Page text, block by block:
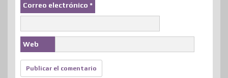
Correo electrónico *
Web